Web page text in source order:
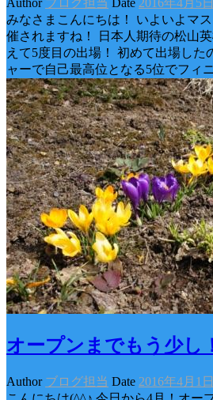
みなさまこんにちは！ いよいよマ
催されますね！ 日本人期待の松山
えて5度目の出場！ 初めて出場した
ャーで自己最高位となる5位でフィ
オープンまでもう少し
Author ブログ担当 Date 2016年4月1日